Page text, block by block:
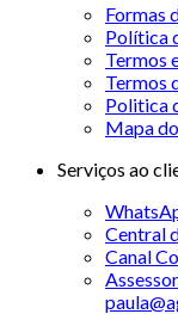
Formas
Política
Termos
Termos
Politica
Mapa
Serviços ao
Central
Canal